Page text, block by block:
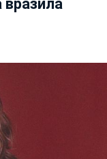
вразила